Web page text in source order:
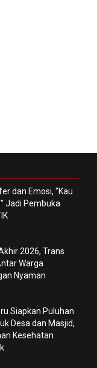
dan Emosi, "Kau
Jadi Pembuka
2026, Trans
Warga
Nyaman
Siapkan Puluhan
Desa dan Masjid,
Kesehatan